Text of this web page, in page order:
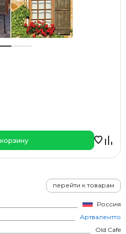
перейти к товарам
Россия
Артвалентто
Old Cafe